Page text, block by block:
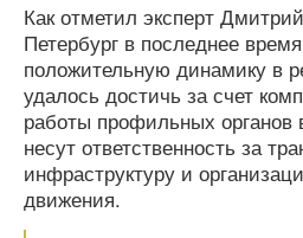
Как отметил эксперт
Петербург в последнее
положительную динамику в
удалось достичь за счет
работы профильных органов
несут ответственность за
инфраструктуру и
движения.